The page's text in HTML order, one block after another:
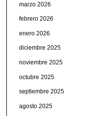
marzo 2026
febrero 2026
enero 2026
diciembre 2025
noviembre 2025
octubre 2025
septiembre 2025
agosto 2025